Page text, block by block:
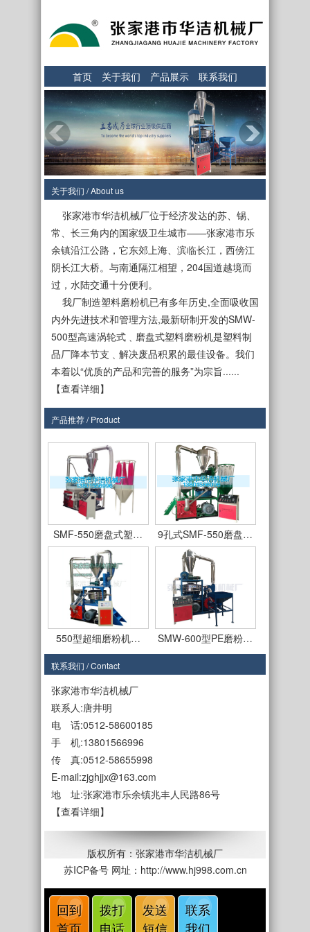
首页 关于我们 产品展示 联系我们
关于我们 / About us
张家港市华洁机械厂位于经济发达的苏、锡、
常、长三角内的国家级卫生城市——张家港市乐
余镇沿江公路，它东郊上海、滨临长江，西傍江
阴长江大桥。与南通隔江相望，204国道越境而
过，水陆交通十分便利。
我厂制造塑料磨粉机已有多年历史,全面吸收国
内外先进技术和管理方法,最新研制开发的SMW-
500型高速涡轮式﹑磨盘式塑料磨粉机是塑料制
品厂降本节支﹑解决废品积累的最佳设备。我们
本着以“优质的产品和完善的服务”为宗旨......
【查看详细】
产品推荐 / Product
SMF-450型 SMF550型立式磨盘…
SMF-550磨盘式塑… 9孔式SMF-550磨盘…
550型超细磨粉机… SMW-600型PE磨粉…
SMF-650型磨盘式…
SMF-450型 SMF550型立式磨盘…
联系我们 / Contact
张家港市华洁机械厂
联系人:唐井明
电 话:0512-58600185
手 机:13801566996
传 真:0512-58655998
E-mail:zjghjjx@163.com
地 址:张家港市乐余镇兆丰人民路86号
【查看详细】
版权所有：张家港市华洁机械厂
苏ICP备号网址：http://www.hj998.com.cn
回到
首页
拨打
电话
发送
短信
联系
我们